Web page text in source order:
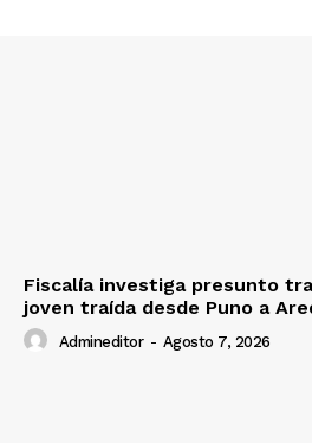
Fiscalía investiga presunto
joven traída desde Puno a
Admineditor - Agosto 7, 2026